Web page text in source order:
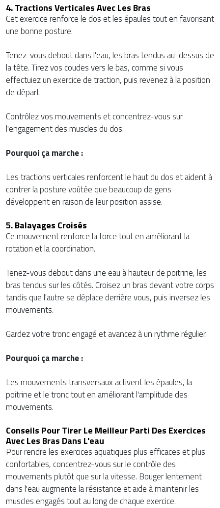
4. Tractions Verticales Avec Les Bras
Cet exercice renforce le dos et les épaules tout en favorisant
une bonne posture.
Tenez-vous debout dans l'eau, les bras tendus au-dessus de
la tête. Tirez vos coudes vers le bas, comme si vous
effectuiez un exercice de traction, puis revenez à la position
de départ.
Contrôlez vos mouvements et concentrez-vous sur
l'engagement des muscles du dos.
Pourquoi ça marche :
Les tractions verticales renforcent le haut du dos et aident à
contrer la posture voûtée que beaucoup de gens
développent en raison de leur position assise.
5. Balayages Croisés
Ce mouvement renforce la force tout en améliorant la
rotation et la coordination.
Tenez-vous debout dans une eau à hauteur de poitrine, les
bras tendus sur les côtés. Croisez un bras devant votre corps
tandis que l'autre se déplace derrière vous, puis inversez les
mouvements.
Gardez votre tronc engagé et avancez à un rythme régulier.
Pourquoi ça marche :
Les mouvements transversaux activent les épaules, la
poitrine et le tronc tout en améliorant l'amplitude des
mouvements.
Conseils Pour Tirer Le Meilleur Parti Des Exercices
Avec Les Bras Dans L'eau
Pour rendre les exercices aquatiques plus efficaces et plus
confortables, concentrez-vous sur le contrôle des
mouvements plutôt que sur la vitesse. Bouger lentement
dans l'eau augmente la résistance et aide à maintenir les
muscles engagés tout au long de chaque exercice.